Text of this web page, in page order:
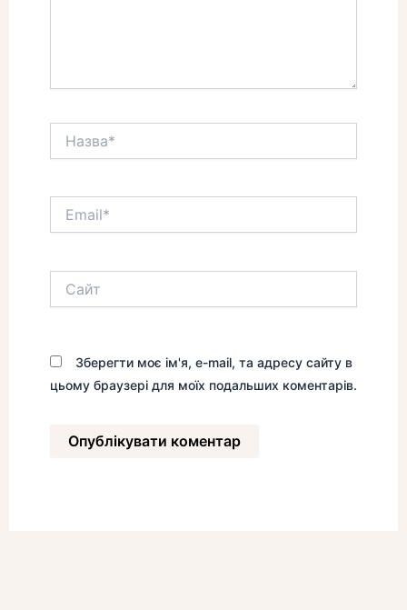
Зберегти моє ім'я, e-mail, та адресу сайту в
цьому браузері для моїх подальших коментарів.